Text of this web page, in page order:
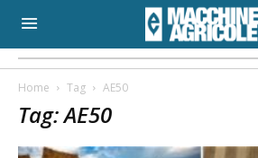
Home Tag AE50
Tag: AE50